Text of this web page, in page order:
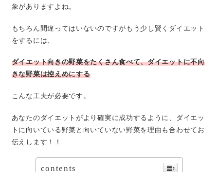
象がありますよね。
もちろん間違ってはいないのですがもう少し賢くダイエット
をするには、
ダイエット向きの野菜をたくさん食べて、ダイエットに不向
きな野菜は控えめにする
こんな工夫が必要です。
あなたのダイエットがより確実に成功するように、ダイエッ
トに向いている野菜と向いていない野菜を理由も合わせてお
伝えします！！
contents